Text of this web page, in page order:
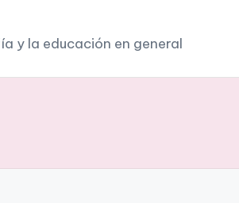
y la educación en general